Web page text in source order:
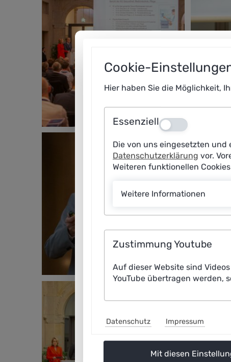
Cookie-
Hier haben Sie die Möglichkeit,
Essenziell Aus
Die von uns eingesetzten
Datenschutzerklärung vor.
Weiteren funktionellen
Weitere Informationen
Zustimmung Youtube
Auf dieser Website sind
YouTube übertragen werden,
Datenschutz Impressum
Mit diesen